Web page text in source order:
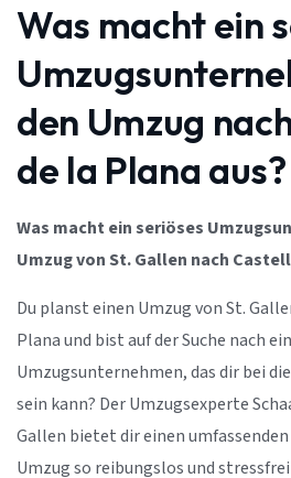
Was macht ein
den Umzug
de la Plana aus?
Was macht ein seriöses
Umzug von St. Gallen nach
Du planst einen Umzug von St.
Plana und bist auf der Suche nach
Umzugsunternehmen, das dir bei
sein kann? Der Umzugsexperte
Gallen bietet dir einen umfassenden
Umzug so reibungslos und